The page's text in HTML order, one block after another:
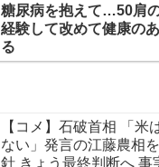
糖尿病を抱えて…50肩
経験して改めて健康の
る
【コメ】石破首相 「米
ない」発言の江藤農相
針 きょう最終判断へ 事